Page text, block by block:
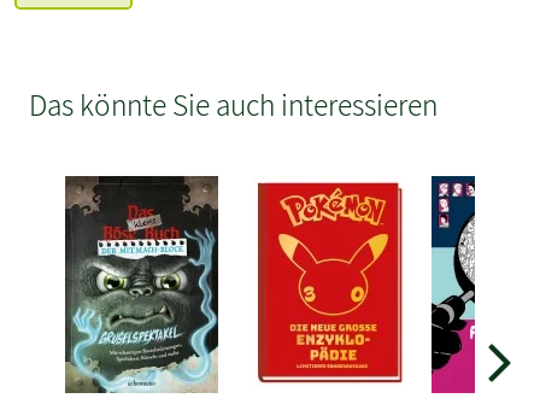
Das könnte Sie auch interessieren